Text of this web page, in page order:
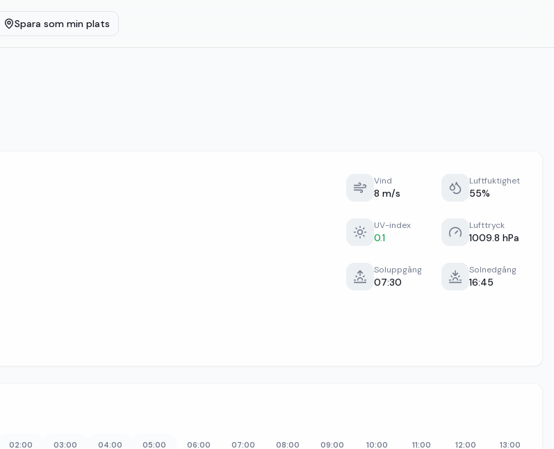
Spara som min plats
Vind
8 m/s
Luftfuktighet
55%
UV-index
0.1
Lufttryck
1009.8 hPa
Soluppgång
07:30
Solnedgång
16:45
02:00 03:00 04:00 05:00 06:00 07:00 08:00 09:00 10:00 11:00 12:00 13:00